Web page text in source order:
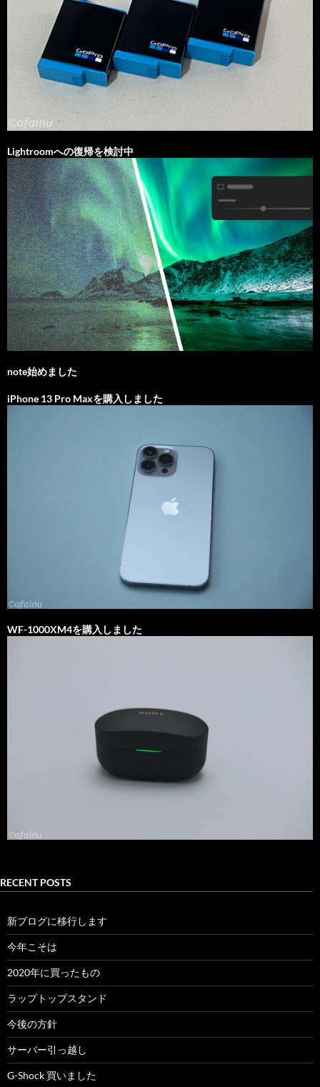
Lightroomへの復帰を検討中
note始めました
iPhone 13 Pro Maxを購入しました
WF-1000XM4を購入しました
RECENT POSTS
新ブログに移行します
今年こそは
2020年に買ったもの
ラップトップスタンド
今後の方針
サーバー引っ越し
G-Shock 買いました